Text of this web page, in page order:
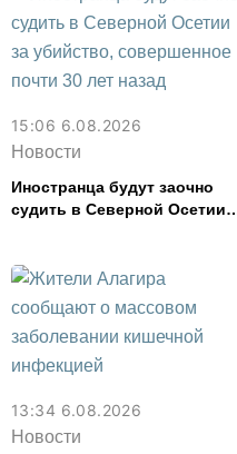
15:06 6.08.2026
Новости
Иностранца будут заочно
судить в Северной Осетии
13:34 6.08.2026
Новости